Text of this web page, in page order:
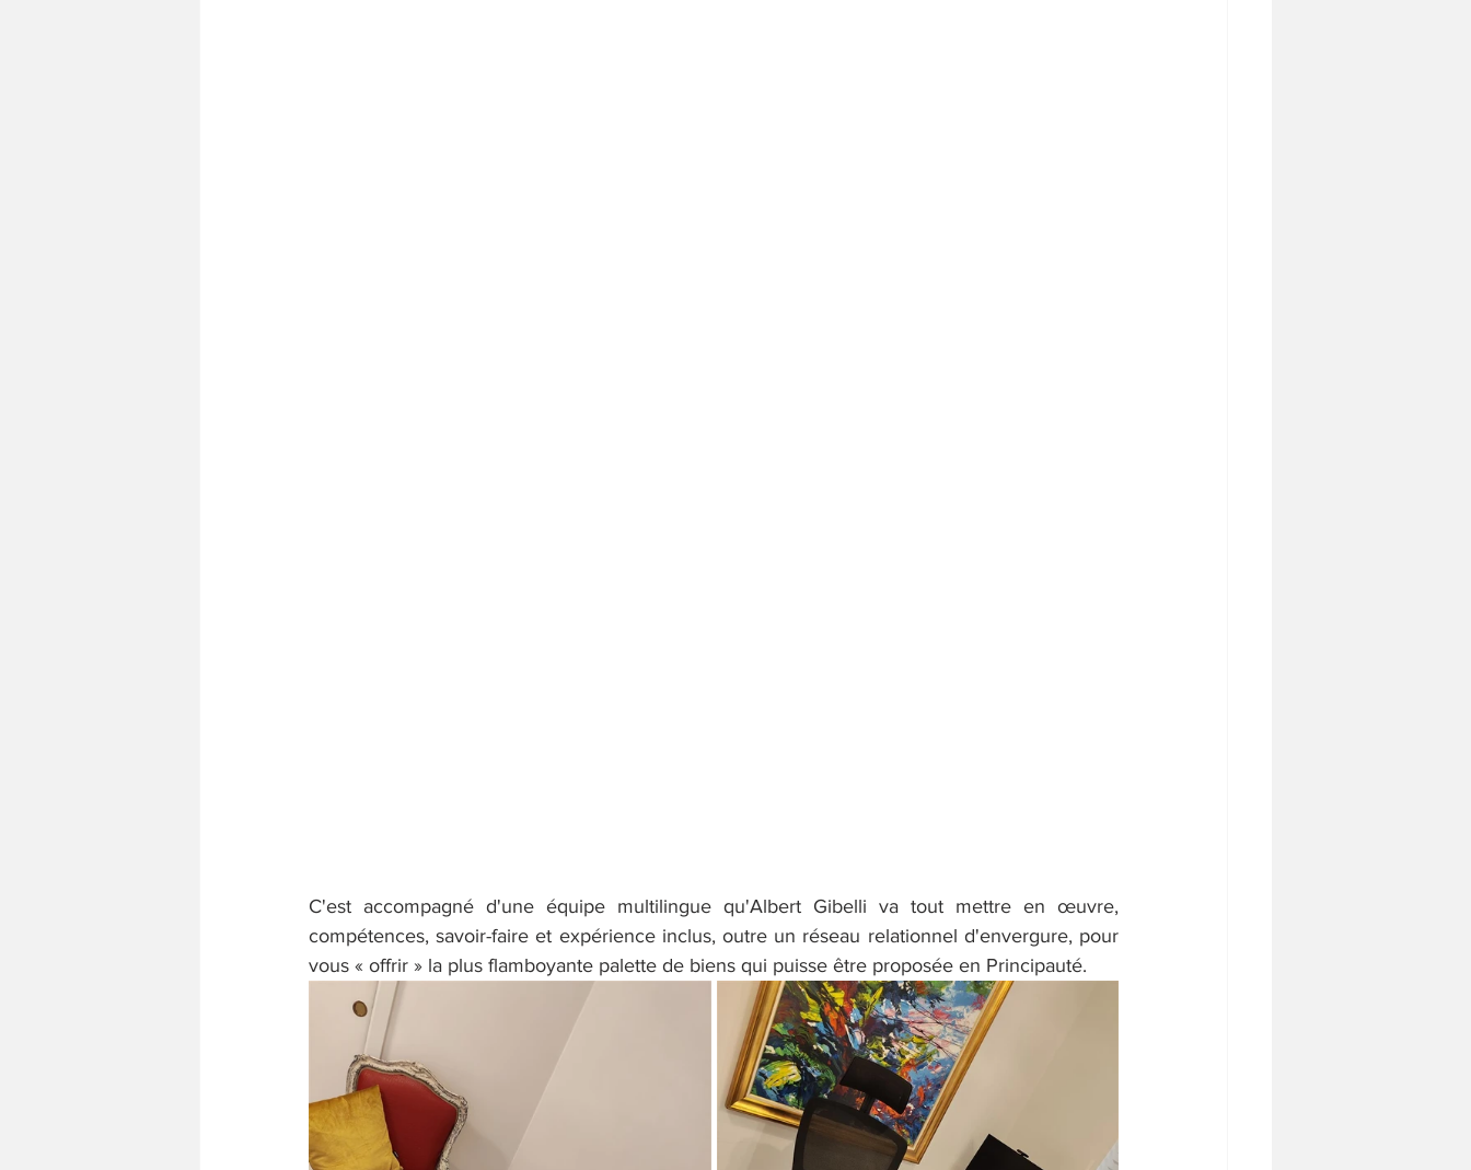
C'est accompagné d'une équipe multilingue qu'Albert Gibelli va tout mettre en œuvre,
compétences, savoir-faire et expérience inclus, outre un réseau relationnel d'envergure, pour
vous « offrir » la plus flamboyante palette de biens qui puisse être proposée en Principauté.